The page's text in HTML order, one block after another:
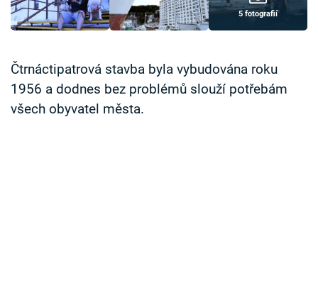
Přihlášení
Sledujte nás
5 fotografií
Čtrnáctipatrová stavba byla vybudována roku
1956 a dodnes bez problémů slouží potřebám
všech obyvatel města.